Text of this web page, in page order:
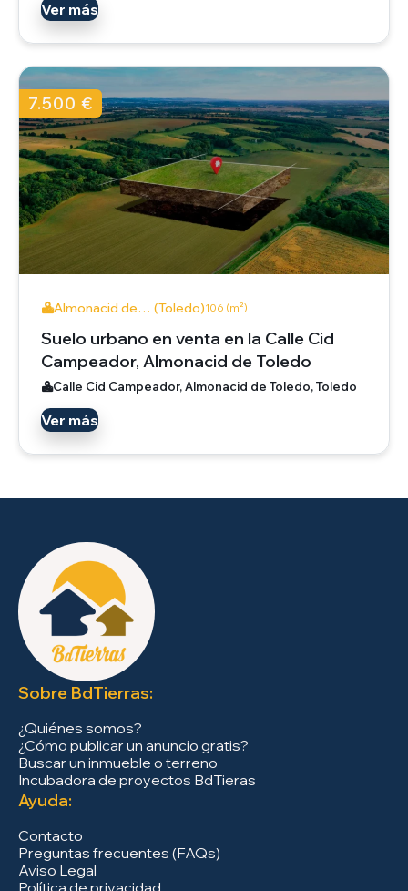
Ver más
7.500 €
Almonacid de… (Toledo)106 (m²)
Suelo urbano en venta en la Calle Cid
Campeador, Almonacid de Toledo
Calle Cid Campeador, Almonacid de Toledo, Toledo
Ver más
Sobre BdTierras:
¿Quiénes somos?
¿Cómo publicar un anuncio gratis?
Buscar un inmueble o terreno
Incubadora de proyectos BdTieras
Ayuda:
Contacto
Preguntas frecuentes (FAQs)
Aviso Legal